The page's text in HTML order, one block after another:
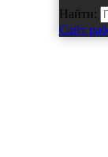
Найти:
Сайт